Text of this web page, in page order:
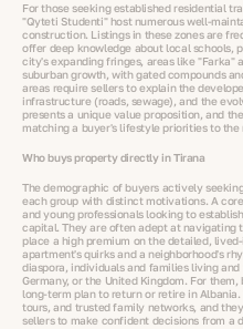
For those seeking established residential
"Qyteti Studenti" host numerous well-
construction. Listings in these zones are
offer deep knowledge about local schools,
city's expanding fringes, areas like "Farka"
suburban growth, with gated compounds
areas require sellers to explain the
infrastructure (roads, sewage), and the
presents a unique value proposition, and
matching a buyer's lifestyle priorities to the
Who buys property directly in Tirana
The demographic of buyers actively
each group with distinct motivations. A
and young professionals looking to
capital. They are often adept at navigating
place a high premium on the detailed,
apartment's quirks and a neighborhood's
diaspora, individuals and families living
Germany, or the United Kingdom. For
long-term plan to return or retire in
tours, and trusted family networks, and
sellers to make confident decisions from a